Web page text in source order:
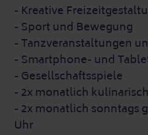
- Kreative
- Sport und Bewegung
- Tanzveranstaltungen
- Smartphone- und
- Gesellschaftsspiele
- 2x monatlich
- 2x monatlich sonntags
Uhr